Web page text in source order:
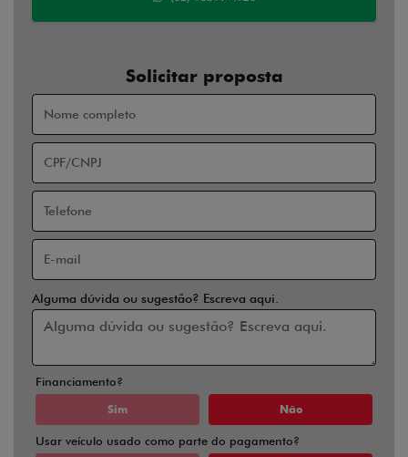
Solicitar proposta
Alguma dúvida ou sugestão? Escreva aqui.
Financiamento?
Sim Não
Usar veículo usado como parte do pagamento?